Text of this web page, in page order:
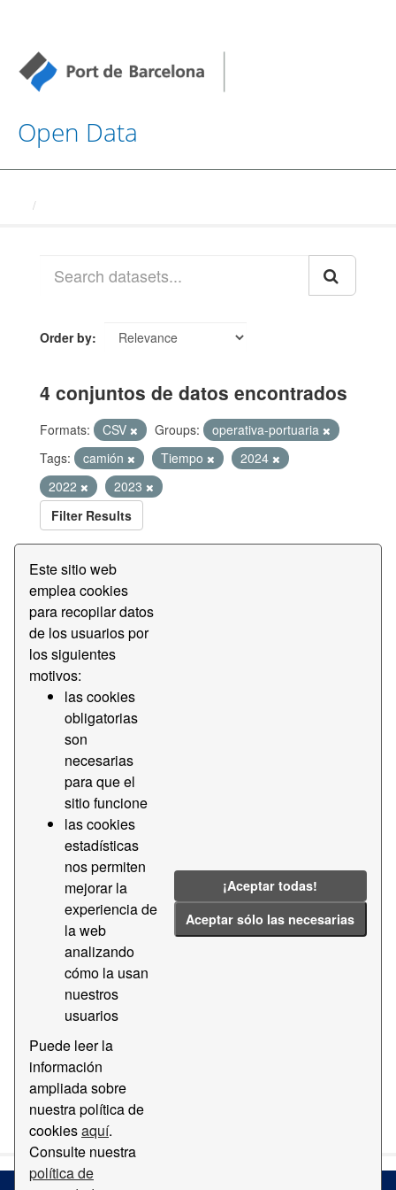
Este sitio web
emplea cookies
para recopilar datos
de los usuarios por
los siguientes
motivos:
las cookies
obligatorias
son
necesarias
para que el
sitio funcione
las cookies
estadísticas
nos permiten
mejorar la
experiencia de
la web
analizando
cómo la usan
nuestros
usuarios
Puede leer la
información
ampliada sobre
nuestra política de
cookiesaquí.
Consulte nuestra
política de
¡Aceptar todas!
Aceptar sólo las necesarias
Open Data
Order by
4 conjuntos de datos encontrados
Formats: CSV Groups:
operativa-portuaria
Tags:
camión Tiempo
2024
2022
2023
Filter Results
Tiempo de acceso terminal Bergé
Datos del tiempo de acceso por franjas a la terminal
Bergé
CSV
Tiempo de acceso terminal BEST
Datos del tiempo de acceso por franjas a la terminal
BEST
Tiempo de acceso terminal Barcelona
Container Depot
Datos del tiempo de acceso por franjas a la terminal
Barcelona Container Depot
CSV
Tiempo de acceso terminal APMT
Datos del tiempo de acceso por franjas a la terminal
APMT
Docs).